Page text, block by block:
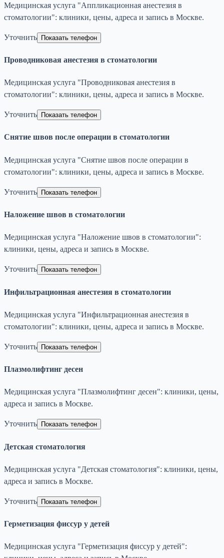
Медицинская услуга "Аппликационная анестезия в
стоматологии": клиники, цены, адреса и запись в Москве.
Уточнить Показать телефон
Проводниковая анестезия в стоматологии
Медицинская услуга "Проводниковая анестезия в
стоматологии": клиники, цены, адреса и запись в Москве.
Уточнить Показать телефон
Снятие швов после операции в стоматологии
Медицинская услуга "Снятие швов после операции в
стоматологии": клиники, цены, адреса и запись в Москве.
Уточнить Показать телефон
Наложение швов в стоматологии
Медицинская услуга "Наложение швов в стоматологии":
клиники, цены, адреса и запись в Москве.
Уточнить Показать телефон
Инфильтрационная анестезия в стоматологии
Медицинская услуга "Инфильтрационная анестезия в
стоматологии": клиники, цены, адреса и запись в Москве.
Уточнить Показать телефон
Плазмолифтинг десен
Медицинская услуга "Плазмолифтинг десен": клиники, цены,
адреса и запись в Москве.
Уточнить Показать телефон
Детская стоматология
Медицинская услуга "Детская стоматология": клиники, цены,
адреса и запись в Москве.
Уточнить Показать телефон
Герметизация фиссур у детей
Медицинская услуга "Герметизация фиссур у детей":